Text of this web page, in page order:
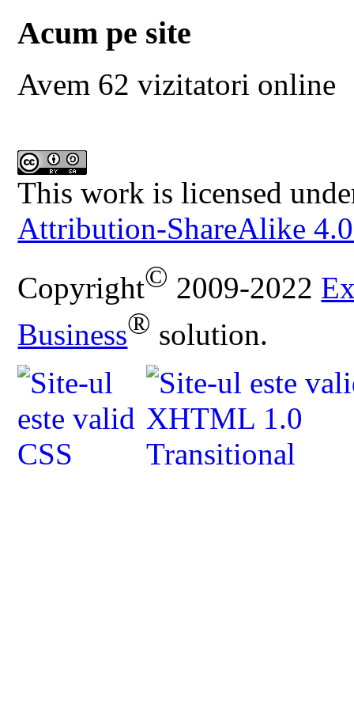
Acum pe site
Avem 62 vizitatori online
This work is licensed
Attribution-ShareAlike
Copyright© 2009-2022
Business® solution.